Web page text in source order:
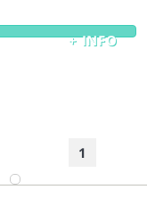
+ INFO
1